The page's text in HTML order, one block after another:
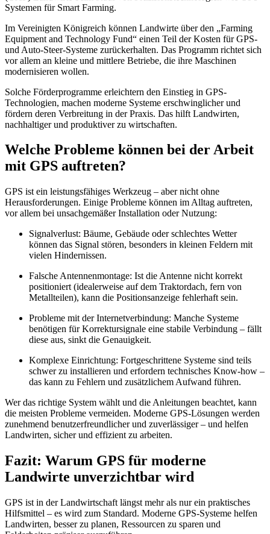
Systemen für Smart Farming.
Im Vereinigten Königreich können Landwirte über den „Farming
Equipment and Technology Fund“ einen Teil der Kosten für GPS-
und Auto-Steer-Systeme zurückerhalten. Das Programm richtet sich
vor allem an kleine und mittlere Betriebe, die ihre Maschinen
modernisieren wollen.
Solche Förderprogramme erleichtern den Einstieg in GPS-
Technologien, machen moderne Systeme erschwinglicher und
fördern deren Verbreitung in der Praxis. Das hilft Landwirten,
nachhaltiger und produktiver zu wirtschaften.
Welche Probleme können bei der Arbeit
mit GPS auftreten?
GPS ist ein leistungsfähiges Werkzeug – aber nicht ohne
Herausforderungen. Einige Probleme können im Alltag auftreten,
vor allem bei unsachgemäßer Installation oder Nutzung:
Signalverlust: Bäume, Gebäude oder schlechtes Wetter
können das Signal stören, besonders in kleinen Feldern mit
vielen Hindernissen.
Falsche Antennenmontage: Ist die Antenne nicht korrekt
positioniert (idealerweise auf dem Traktordach, fern von
Metallteilen), kann die Positionsanzeige fehlerhaft sein.
Probleme mit der Internetverbindung: Manche Systeme
benötigen für Korrektursignale eine stabile Verbindung – fällt
diese aus, sinkt die Genauigkeit.
Komplexe Einrichtung: Fortgeschrittene Systeme sind teils
schwer zu installieren und erfordern technisches Know-how –
das kann zu Fehlern und zusätzlichem Aufwand führen.
Wer das richtige System wählt und die Anleitungen beachtet, kann
die meisten Probleme vermeiden. Moderne GPS-Lösungen werden
zunehmend benutzerfreundlicher und zuverlässiger – und helfen
Landwirten, sicher und effizient zu arbeiten.
Fazit: Warum GPS für moderne
Landwirte unverzichtbar wird
GPS ist in der Landwirtschaft längst mehr als nur ein praktisches
Hilfsmittel – es wird zum Standard. Moderne GPS-Systeme helfen
Landwirten, besser zu planen, Ressourcen zu sparen und